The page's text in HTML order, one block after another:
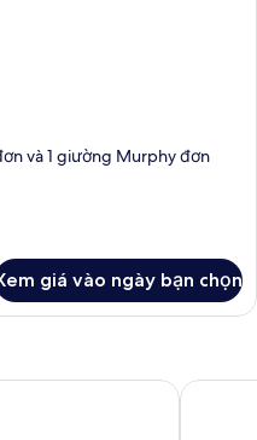
và 1 giường Murphy đơn
giá vào ngày bạn chọn
Tokyo